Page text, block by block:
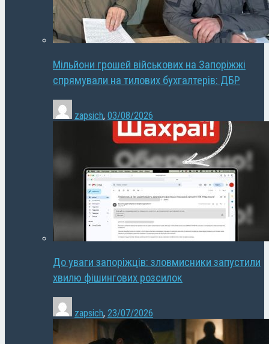
Мільйони грошей військових на Запоріжжі
спрямували на тилових бухгалтерів: ДБР
zapsich, 03/08/2026
До уваги запоріжців: зловмисники запустили
хвилю фішингових розсилок
zapsich, 23/07/2026